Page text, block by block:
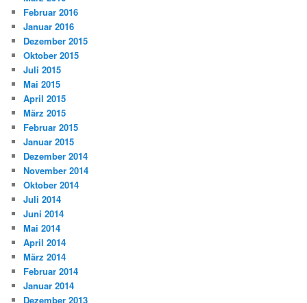
Februar 2016
Januar 2016
Dezember 2015
Oktober 2015
Juli 2015
Mai 2015
April 2015
März 2015
Februar 2015
Januar 2015
Dezember 2014
November 2014
Oktober 2014
Juli 2014
Juni 2014
Mai 2014
April 2014
März 2014
Februar 2014
Januar 2014
Dezember 2013